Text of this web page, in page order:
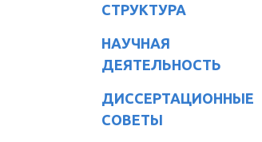
СТРУКТУРА
НАУЧНАЯ
ДЕЯТЕЛЬНОСТЬ
ДИССЕРТАЦИОННЫЕ
СОВЕТЫ